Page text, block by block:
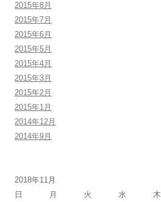
2015年8月
2015年7月
2015年6月
2015年5月
2015年4月
2015年3月
2015年2月
2015年1月
2014年12月
2014年9月
2018年11月
日
月 火 水 木